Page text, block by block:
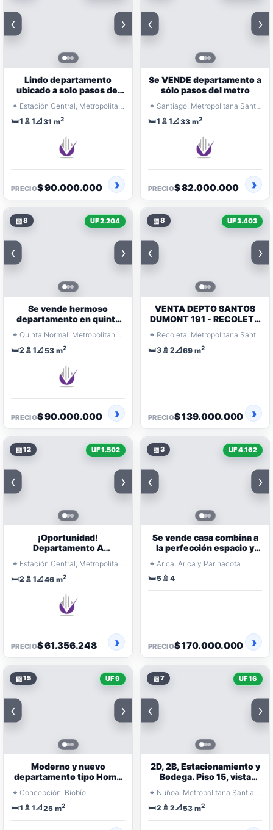
‹ ›
Lindo departamento
ubicado a solo pasos del
⌖ Estación Central, Metropolitana Santiago
🛏️1 🚿 1📐31 m2
PRECIO$ 90.000.000
‹ ›
Se VENDE departamento a
sólo pasos del metro
⌖
Santiago, Metropolitana Santiago
🛏️1 🚿 1📐33 m2
PRECIO$ 82.000.000
▧8 UF 2.204
‹ ›
Se vende hermoso
departamento en quinta
⌖ Quinta Normal, Metropolitana Santiago
🛏️2 🚿 1📐53 m2
PRECIO$ 90.000.000
▧8 UF 3.403
‹ ›
VENTA DEPTO SANTOS
DUMONT 191 - RECOLETA
⌖ Recoleta, Metropolitana Santiago
🛏️3 🚿 2📐69 m2
PRECIO$ 139.000.000
▧12 UF 1.502
‹ ›
¡Oportunidad!
Departamento A
Excelente Precio
⌖ Estación Central, Metropolitana Santiago
🛏️2 🚿 1📐46 m2
PRECIO$ 61.356.248
▧3 UF 4.162
‹ ›
Se vende casa combina a
la perfección espacio y
⌖ Arica, Arica y Parinacota
🛏️5 🚿 4
PRECIO$ 170.000.000
▧15 UF 9
‹ ›
Moderno y nuevo
departamento tipo Home
Studio en el centro de
Concepción
⌖ Concepción, Biobío
🛏️1 🚿 1📐25 m2
▧7 UF 16
‹ ›
2D, 2B, Estacionamiento y
Bodega. Piso 15, vista
despejada. Excelente
Ubicación
⌖ Ñuñoa, Metropolitana Santiago
🛏️2 🚿 2📐53 m2